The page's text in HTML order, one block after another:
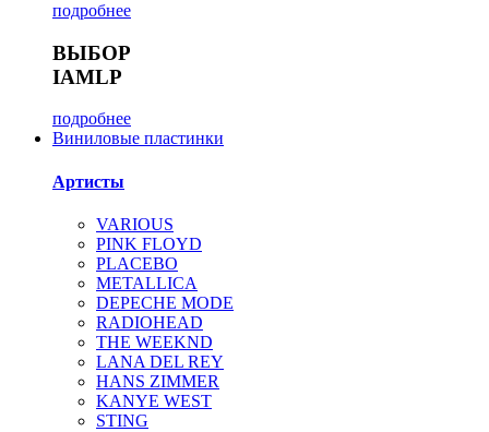
подробнее
ВЫБОР
IAMLP
подробнее
Виниловые пластинки
Артисты
VARIOUS
PINK FLOYD
PLACEBO
METALLICA
DEPECHE MODE
RADIOHEAD
THE WEEKND
LANA DEL REY
HANS ZIMMER
KANYE WEST
STING